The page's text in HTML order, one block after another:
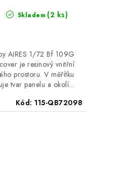
Skladem (2 ks)
AIRES 1/72 Bf 109G
je resinový vnitřní
prostoru. V měřítku
tvar panelu a okolí...
Kód:115-QB72098